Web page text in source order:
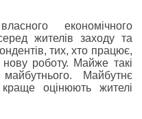
економічного
жителів заходу та
тих, хто працює,
роботу. Майже такі
Майбутнє
краще оцінюють жителі